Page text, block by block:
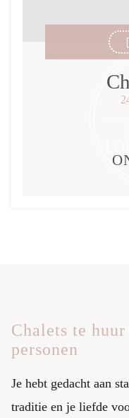
Chalets te
personen
Je hebt gedacht aan
traditie en je liefde